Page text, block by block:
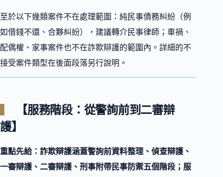
至於以下幾類案件不在處理範圍：純民事債務糾紛（例
如借錢不還、合夥糾紛），建議轉介民事律師；車禍、
配偶權、家事案件也不在詐欺辯護的範圍內。詳細的不
接受案件類型在後面段落另行說明。
【服務階段：從警詢前到二審辯
護】
重點先給：詐欺辯護涵蓋警詢前資料整理、偵查辯護、
一審辯護、二審辯護、刑事附帶民事防禦五個階段；服